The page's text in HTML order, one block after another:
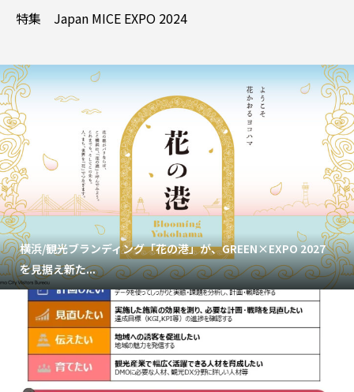
特集 Japan MICE EXPO 2024
横浜/観光ブランディング「花の港」が、GREEN×EXPO 2027
を見据え新た...